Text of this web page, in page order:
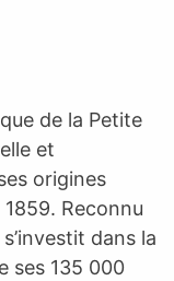
de la Petite
et
origines
Reconnu
dans la
ses 135 000